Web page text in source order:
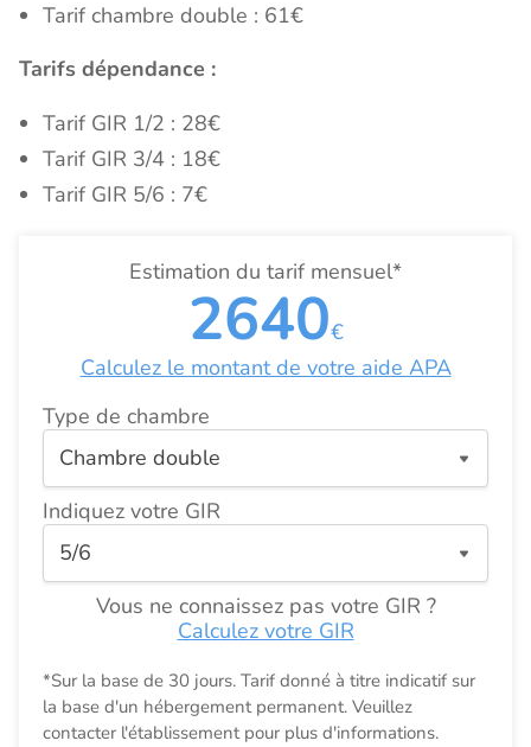
Tarif chambre double : 61€
Tarifs dépendance :
Tarif GIR 1/2 : 28€
Tarif GIR 3/4 : 18€
Tarif GIR 5/6 : 7€
Estimation du tarif mensuel*
2640€
Calculez le montant de votre aide APA
Type de chambre
Indiquez votre GIR
Vous ne connaissez pas votre GIR ?
Calculez votre GIR
*Sur la base de 30 jours. Tarif donné à titre indicatif sur
la base d'un hébergement permanent. Veuillez
contacter l'établissement pour plus d'informations.